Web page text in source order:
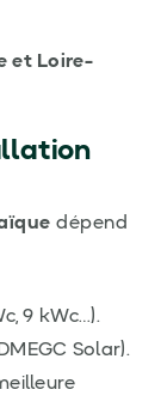
et Loire-
dépend
9 kWc…).
Solar).